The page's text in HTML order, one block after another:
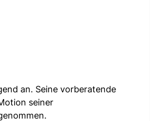
an. Seine vorberatende
seiner